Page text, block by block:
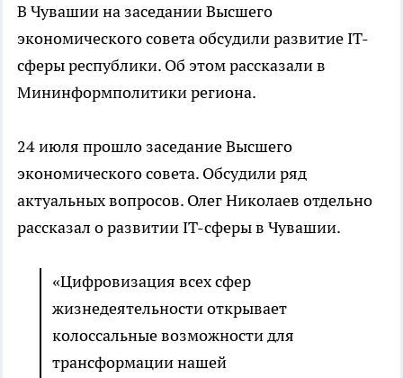
В Чувашии на заседании Высшего
экономического совета обсудили развитие IT-
сферы республики. Об этом рассказали в
Мининформполитики региона.
24 июля прошло заседание Высшего
экономического совета. Обсудили ряд
актуальных вопросов. Олег Николаев отдельно
рассказал о развитии IT-сферы в Чувашии.
«Цифровизация всех сфер
жизнедеятельности открывает
колоссальные возможности для
трансформации нашей